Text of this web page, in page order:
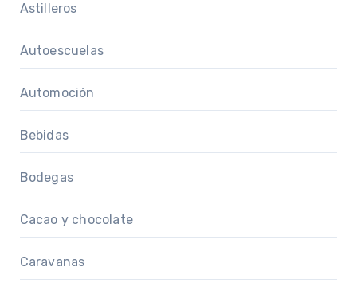
Astilleros
Autoescuelas
Automoción
Bebidas
Bodegas
Cacao y chocolate
Caravanas